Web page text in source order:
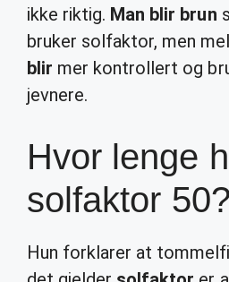
ikke riktig. Man blir brun
bruker solfaktor, men
blir mer kontrollert og
jevnere.
Hvor lenge
solfaktor 50?
Hun forklarer at